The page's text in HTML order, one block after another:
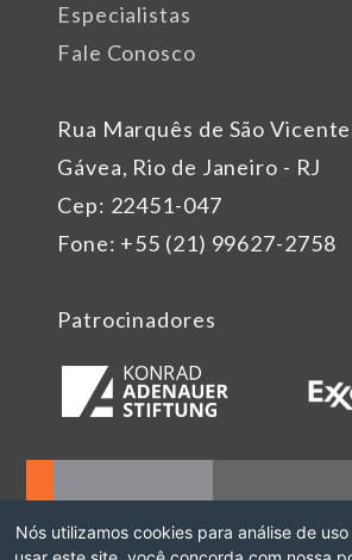
Rua Marquês de São
Gávea, Rio de Janeiro - RJ
Cep: 22451-047
Fone: +55 (21) 99627-2758
Especialistas
Fale Conosco
Patrocinadores
Nós utilizamos cookies para análise de